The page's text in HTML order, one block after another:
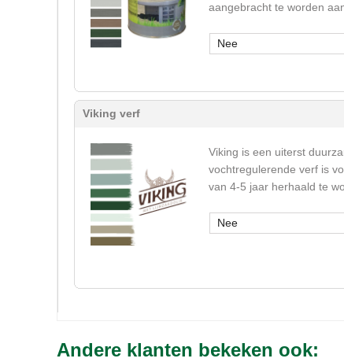
aangebracht te worden
Nee
Viking verf
Viking is een uiterst
vochtregulerende verf is
van 4-5 jaar herhaald te
Nee
Andere klanten bekeken ook: